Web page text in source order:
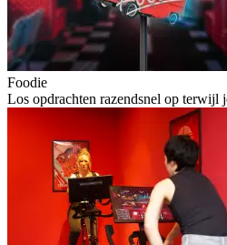
Foodie
Los opdrachten razendsnel op terwijl